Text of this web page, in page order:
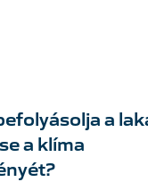
a
a klíma